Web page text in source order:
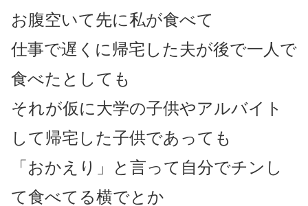
お腹空いて先に私が食べて
仕事で遅くに帰宅した夫が後で一人で
食べたとしても
それが仮に大学の子供やアルバイト
して帰宅した子供であっても
「おかえり」と言って自分でチンし
て食べてる横でとか